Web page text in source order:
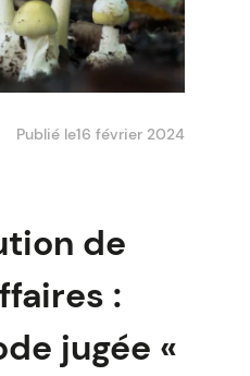
Publié le16 février 2024
de
:
jugée «